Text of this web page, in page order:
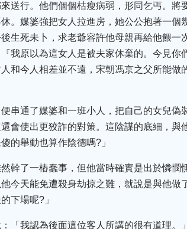
送行。他們個個枯瘦病弱，形同乞丐。將
。媒婆強把女人拉進房，她公公抱著一個
生死未卜，求老爺容許他母親再給他餵一
我原以為這女人是被夫家休棄的。今見你
和今人相差並不遠，宋朝馮京之父所能做
串通了媒婆和一班小人，把自己的女兒偽
會使出更狡詐的對策。這陰謀的底細，與
的舉動也算作陰德嗎?」
幹了一樁蠢事，但他當時確實是出於憐憫
今天能免遭殺身劫掠之難，就說是與他做
下場呢?」
「我認為後面這位客人所講的很有道理。」